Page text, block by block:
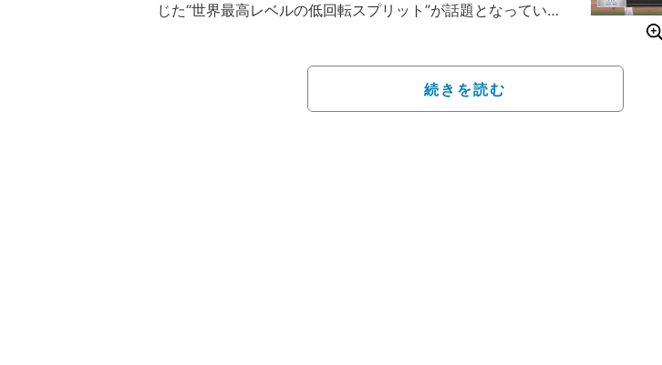
じた“世界最高レベルの低回転スプリット”が話題となってい
0-0で迎えたこの試合の2回表・カブスの攻撃。ドジャース先
発・佐々木はこの回先頭の4番マイケル・ブッシュに先制弾を
浴びて0-1となったものの、そこで引きずられることなく、続く
続きを読む